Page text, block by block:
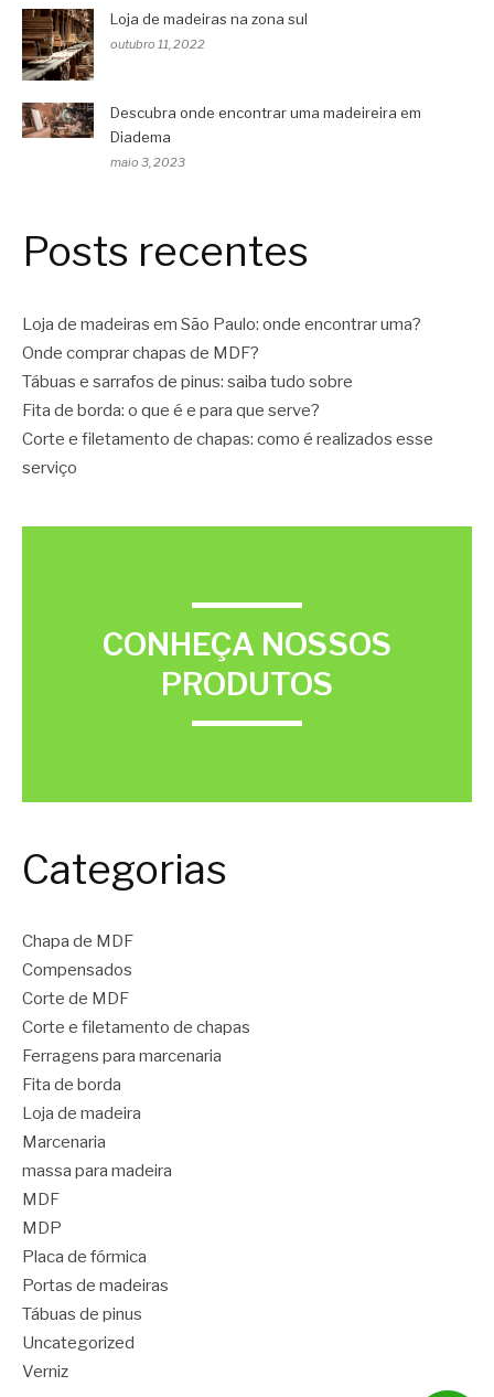
Loja de madeiras na zona sul
outubro 11, 2022
Descubra onde encontrar uma madeireira em
Diadema
maio 3, 2023
Posts recentes
Loja de madeiras em São Paulo: onde encontrar uma?
Onde comprar chapas de MDF?
Tábuas e sarrafos de pinus: saiba tudo sobre
Fita de borda: o que é e para que serve?
Corte e filetamento de chapas: como é realizados esse
serviço
CONHEÇA NOSSOS
PRODUTOS
Categorias
Chapa de MDF
Compensados
Corte de MDF
Corte e filetamento de chapas
Ferragens para marcenaria
Fita de borda
Loja de madeira
Marcenaria
massa para madeira
MDF
MDP
Placa de fórmica
Portas de madeiras
Tábuas de pinus
Uncategorized
Verniz